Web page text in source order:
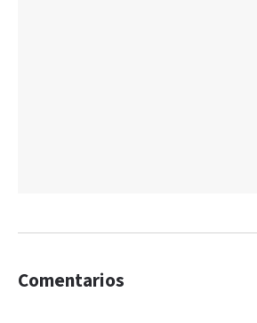
Comentarios